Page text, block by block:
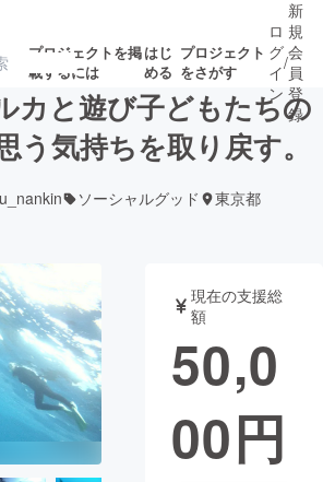
プロジェクトを掲
載するには
はじ
める
プロジェクト
をさがす
ェクト
ロジェクト
もうすぐ公開
されます
真 音楽
ー・ガジェット ゲーム・
書籍・雑誌
起業 チャレンジ
ロ
グ
イ
ン
/
新
規
会
員
登
録
カと遊び子どもたちの
う気持ちを取り戻す。
ソーシャルグッド 東京都
現在の支援総
額
50,0
00円